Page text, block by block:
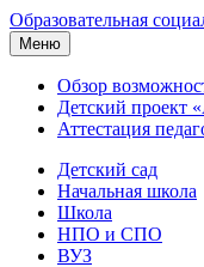
Образовательная
Меню
Обзор
Детский проект
Аттестация
Детский сад
Начальная школа
Школа
НПО и СПО
ВУЗ